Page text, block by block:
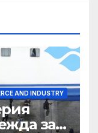
AND INDUSTRY
за